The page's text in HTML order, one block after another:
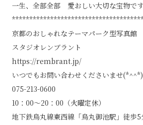
一生、全部全部 愛おしい大切な宝物で
京都のおしゃれなテーマパーク型写真館
スタジオレンブラント
https://rembrant.jp/
いつでもお問い合わせくださいませ(*^^*)
075-213-0600
10：00～20：00（火曜定休）
地下鉄烏丸線東西線「烏丸御池駅」徒歩5